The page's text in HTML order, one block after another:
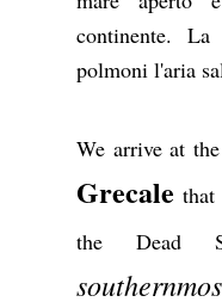
continente.
polmoni l'aria
We arrive at the
Grecale
the Dead